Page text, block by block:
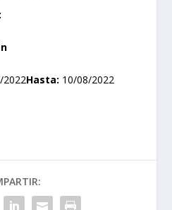
2022Hasta: 10/08/2022